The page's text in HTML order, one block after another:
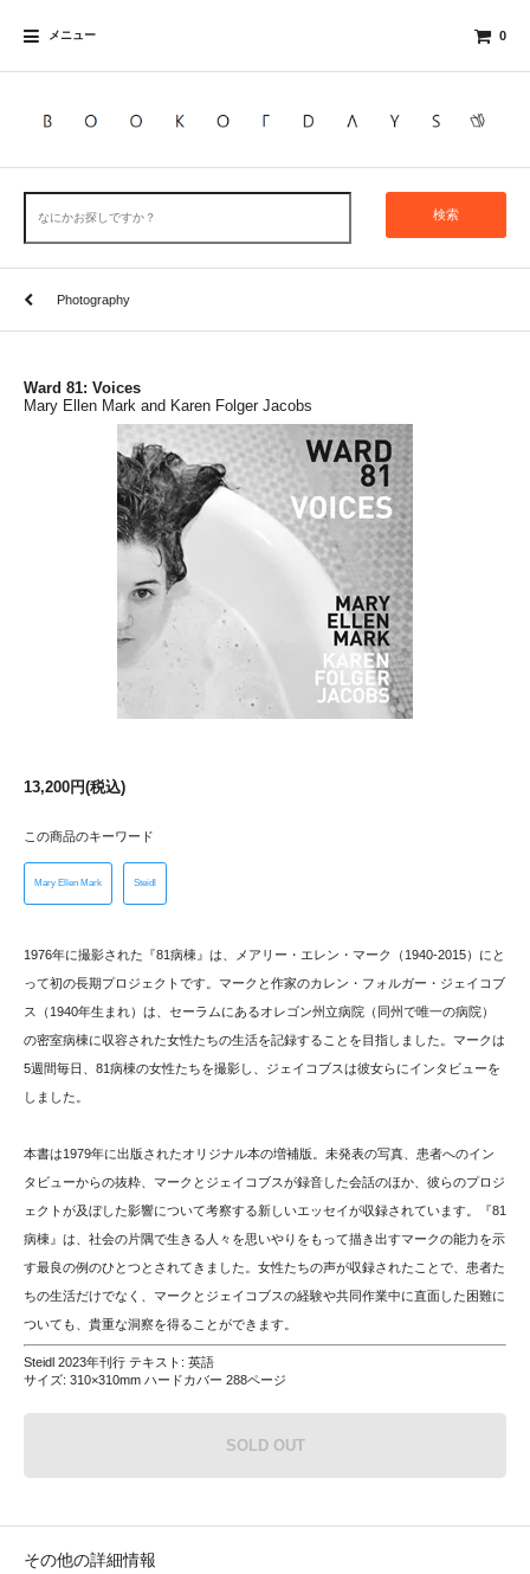
メニュー 0
検索
Photography
Ward 81: Voices
Mary Ellen Mark and Karen Folger Jacobs
13,200円(税込)
この商品のキーワード
Mary Ellen Mark Steidl
1976年に撮影された『81病棟』は、メアリー・エレン・マーク（1940-2015）にと
って初の長期プロジェクトです。マークと作家のカレン・フォルガー・ジェイコブ
ス（1940年生まれ）は、セーラムにあるオレゴン州立病院（同州で唯一の病院）
の密室病棟に収容された女性たちの生活を記録することを目指しました。マークは
5週間毎日、81病棟の女性たちを撮影し、ジェイコブスは彼女らにインタビューを
しました。
本書は1979年に出版されたオリジナル本の増補版。未発表の写真、患者へのイン
タビューからの抜粋、マークとジェイコブスが録音した会話のほか、彼らのプロジ
ェクトが及ぼした影響について考察する新しいエッセイが収録されています。『81
病棟』は、社会の片隅で生きる人々を思いやりをもって描き出すマークの能力を示
す最良の例のひとつとされてきました。女性たちの声が収録されたことで、患者た
ちの生活だけでなく、マークとジェイコブスの経験や共同作業中に直面した困難に
ついても、貴重な洞察を得ることができます。
Steidl 2023年刊行 テキスト: 英語
サイズ: 310×310mm ハードカバー 288ページ
SOLD OUT
その他の詳細情報